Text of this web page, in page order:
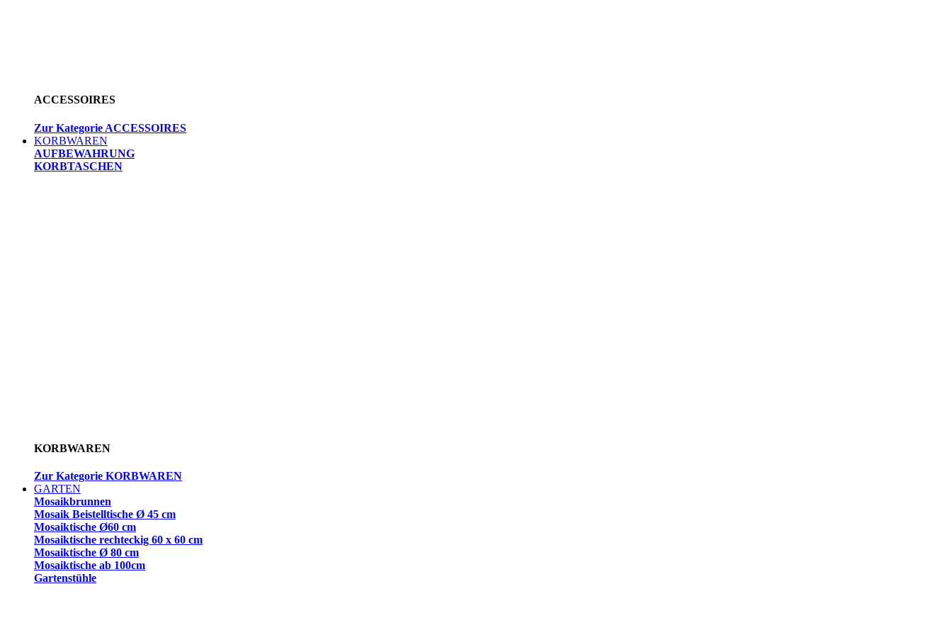
ACCESSOIRES
Zur Kategorie ACCESSOIRES
KORBWAREN
AUFBEWAHRUNG
KORBTASCHEN
KORBWAREN
Zur Kategorie KORBWAREN
GARTEN
Mosaikbrunnen
Mosaik Beistelltische Ø 45 cm
Mosaiktische Ø60 cm
Mosaiktische rechteckig 60 x 60 cm
Mosaiktische Ø 80 cm
Mosaiktische ab 100cm
Gartenstühle